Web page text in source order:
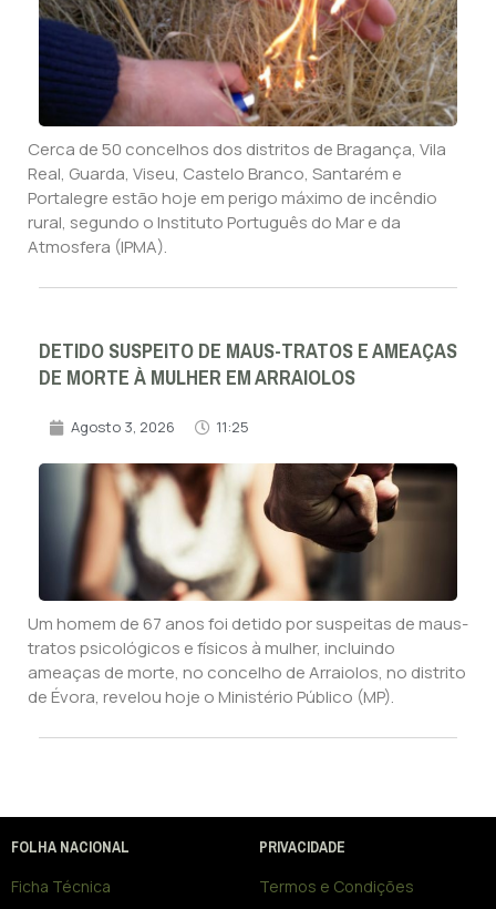
Cerca de 50 concelhos dos distritos de Bragança, Vila
Real, Guarda, Viseu, Castelo Branco, Santarém e
Portalegre estão hoje em perigo máximo de incêndio
rural, segundo o Instituto Português do Mar e da
Atmosfera (IPMA).
DETIDO SUSPEITO DE MAUS-TRATOS E AMEAÇAS
DE MORTE À MULHER EM ARRAIOLOS
Agosto 3, 2026 11:25
Um homem de 67 anos foi detido por suspeitas de maus-
tratos psicológicos e físicos à mulher, incluindo
ameaças de morte, no concelho de Arraiolos, no distrito
de Évora, revelou hoje o Ministério Público (MP).
FOLHA NACIONAL
Ficha Técnica
PRIVACIDADE
Termos e Condições